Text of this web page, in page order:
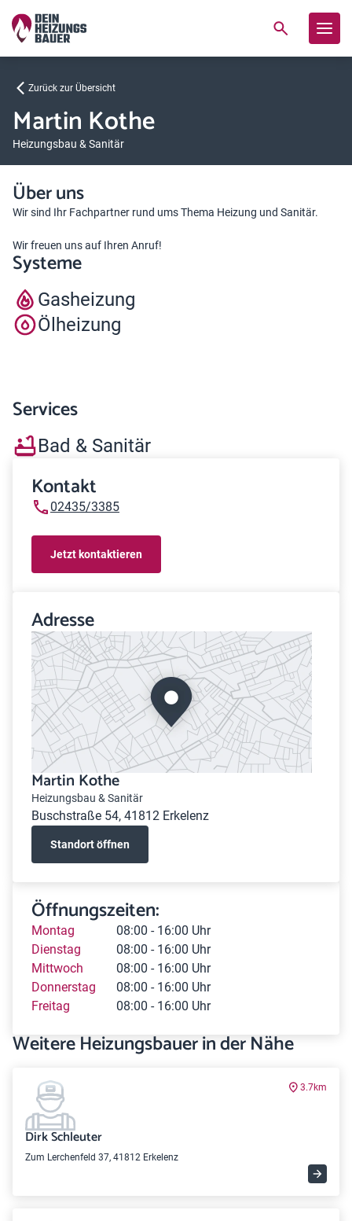
Zurück zur Übersicht
Martin Kothe
Heizungsbau & Sanitär
Über uns
Wir sind Ihr Fachpartner rund ums Thema Heizung und Sanitär.
Wir freuen uns auf Ihren Anruf!
Systeme
Gasheizung
Ölheizung
Services
Bad & Sanitär
Kontakt
02435/3385
Jetzt kontaktieren
Adresse
Martin Kothe
Heizungsbau & Sanitär
Buschstraße 54, 41812 Erkelenz
Standort öffnen
Öffnungszeiten:
Montag
08:00 - 16:00 Uhr
Dienstag
08:00 - 16:00 Uhr
Mittwoch
08:00 - 16:00 Uhr
Donnerstag
08:00 - 16:00 Uhr
Freitag
08:00 - 16:00 Uhr
Weitere Heizungsbauer in der Nähe
3.7km
Dirk Schleuter
Zum Lerchenfeld 37, 41812 Erkelenz